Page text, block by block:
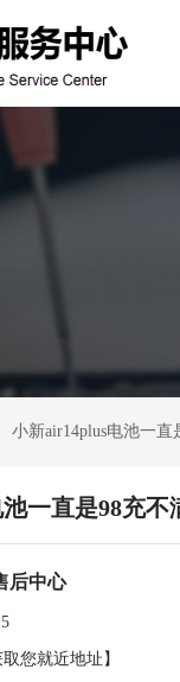
小新air14plus电池一直
一直是98充不
后中心
您就近地址】